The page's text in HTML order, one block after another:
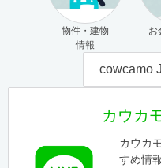
物件・建物
情報
お
cowcamo
カウカ
カウカ
すめ情